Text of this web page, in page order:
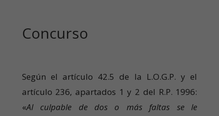
Concurso
Según el artículo 42.5 de la L.O.G.P. y el
artículo 236, apartados 1 y 2 del R.P. 1996:
«Al culpable de dos o más faltas se le